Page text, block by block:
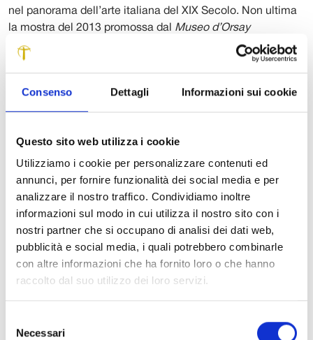
Consenso Dettagli Informazioni sui cookie
Questo sito web utilizza i cookie
Utilizziamo i cookie per personalizzare contenuti ed
annunci, per fornire funzionalità dei social media e per
analizzare il nostro traffico. Condividiamo inoltre
informazioni sul modo in cui utilizza il nostro sito con i
nostri partner che si occupano di analisi dei dati web,
pubblicità e social media, i quali potrebbero combinarle
con altre informazioni che ha fornito loro o che hanno
raccolto dal suo utilizzo dei loro servizi.
delNecessari
nel panorama dell’arte italiana del XIX Secolo. Non ultima
la mostra del 2013 promossa dal Museo d’Orsay
all’Orangerie
nella quale la pittura di Lega ha visto esporre
capolavori come
Il canto di uno stornello,Un
l’entusiasmo del pubblico e della critica internazionale.
consueta esattezza scientifica e sensibilità espositiva da
I Fabbroni sono esponenti di una delle molte famiglie che
furono di grande sostegno al pittore nella fase più critica
della sua vita, garantendogli appoggio concreto nei
decisivi anni dell’attività giovanile.
un romanzo intimo che ha per protagonista una famiglia